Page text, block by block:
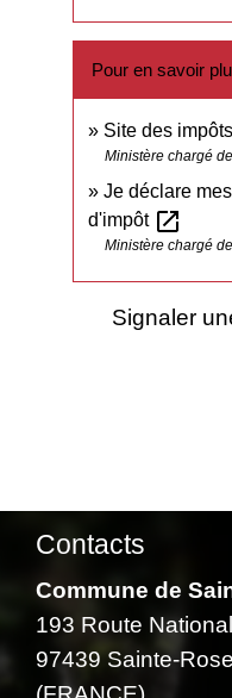
Pour en savoir
Site des impôts
Ministère chargé
Je déclare
d'impôt open_in_new
Ministère chargé
Signaler
Contacts
Commune de
193 Route
97439 Sainte-